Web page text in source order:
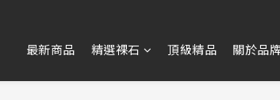
最新商品 精選裸石 頂級精品 關於品